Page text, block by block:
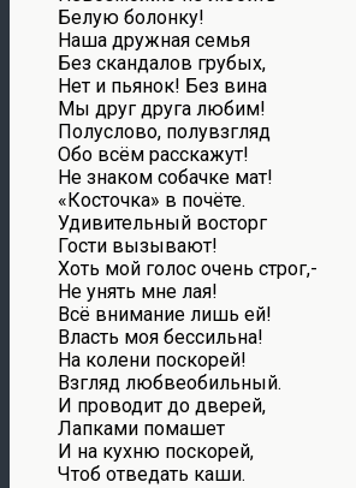
Белую болонку!
Наша дружная семья
Без скандалов грубых,
Нет и пьянок! Без вина
Мы друг друга любим!
Полуслово, полувзгляд
Обо всём расскажут!
Не знаком собачке мат!
«Косточка» в почёте.
Удивительный восторг
Гости вызывают!
Хоть мой голос очень строг,-
Не унять мне лая!
Всё внимание лишь ей!
Власть моя бессильна!
На колени поскорей!
Взгляд любвеобильный.
И проводит до дверей,
Лапками помашет
И на кухню поскорей,
Чтоб отведать каши.